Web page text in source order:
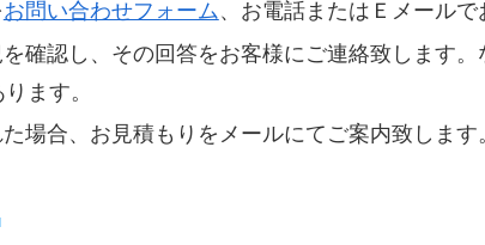
お問い合わせフォーム、お電話またはＥメールで
確認し、その回答をお客様にご連絡致します
ます。
場合、お見積もりをメールにてご案内致します